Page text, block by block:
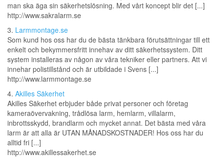
man ska äga sin säkerhetslösning. Med vårt koncept blir det [...]
http://www.sakralarm.se
3. Larmmontage.se
Som kund hos oss har du de bästa tänkbara förutsättningar till ett
enkelt och bekymmersfritt innehav av ditt säkerhetssystem. Ditt
system installeras av någon av våra tekniker eller partners. Att vi
innehar polistillstånd och är utbildade i Svens [...]
http://www.larmmontage.se
4. Akilles Säkerhet
Akilles Säkerhet erbjuder både privat personer och företag
kameraövervakning, trådlösa larm, hemlarm, villalarm,
inbrottsskydd, brandlarm och mycket annat. Det bästa med våra
larm är att alla är UTAN MÅNADSKOSTNADER! Hos oss har du
alltid fri [...]
http://www.akillessakerhet.se